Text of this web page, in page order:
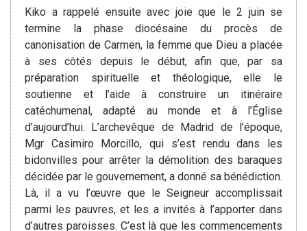
Kiko a rappelé ensuite avec joie que le 2 juin se
termine la phase diocésaine du procès de
canonisation de Carmen, la femme que Dieu a placée
à ses côtés depuis le début, afin que, par sa
préparation spirituelle et théologique, elle le
soutienne et l’aide à construire un itinéraire
catéchumenal, adapté au monde et à l’Église
d’aujourd’hui. L’archevêque de Madrid de l’époque,
Mgr Casimiro Morcillo, qui s’est rendu dans les
bidonvilles pour arrêter la démolition des baraques
décidée par le gouvernement, a donné sa bénédiction.
Là, il a vu l’œuvre que le Seigneur accomplissait
parmi les pauvres, et les a invités à l’apporter dans
d’autres paroisses. C’est là que les commencements